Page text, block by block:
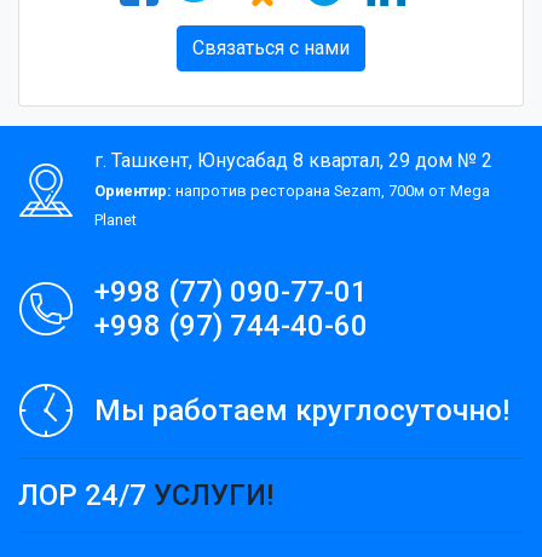
Связаться с нами
г. Ташкент, Юнусабад 8 квартал, 29 дом № 2
Ориентир: напротив ресторана Sezam, 700м от Mega
Planet
+998 (77) 090-77-01
+998 (97) 744-40-60
Мы работаем круглосуточно!
ЛОР 24/7 УСЛУГИ!